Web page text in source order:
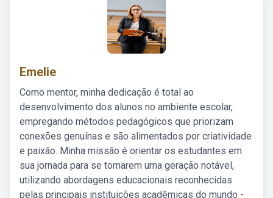
Emelie
Como mentor, minha dedicação é total ao
desenvolvimento dos alunos no ambiente escolar,
empregando métodos pedagógicos que priorizam
conexões genuínas e são alimentados por criatividade
e paixão. Minha missão é orientar os estudantes em
sua jornada para se tornarem uma geração notável,
utilizando abordagens educacionais reconhecidas
pelas principais instituições acadêmicas do mundo -